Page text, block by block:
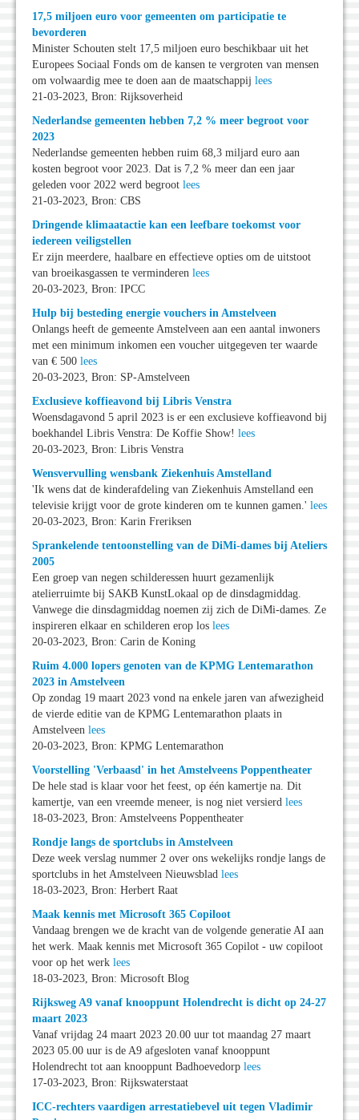
17,5 miljoen euro voor gemeenten om participatie te
bevorderen
Minister Schouten stelt 17,5 miljoen euro beschikbaar uit het
Europees Sociaal Fonds om de kansen te vergroten van mensen
om volwaardig mee te doen aan de maatschappij lees
21-03-2023, Bron: Rijksoverheid
Nederlandse gemeenten hebben 7,2 % meer begroot voor
2023
Nederlandse gemeenten hebben ruim 68,3 miljard euro aan
kosten begroot voor 2023. Dat is 7,2 % meer dan een jaar
geleden voor 2022 werd begroot lees
21-03-2023, Bron: CBS
Dringende klimaatactie kan een leefbare toekomst voor
iedereen veiligstellen
Er zijn meerdere, haalbare en effectieve opties om de uitstoot
van broeikasgassen te verminderen lees
20-03-2023, Bron: IPCC
Hulp bij besteding energie vouchers in Amstelveen
Onlangs heeft de gemeente Amstelveen aan een aantal inwoners
met een minimum inkomen een voucher uitgegeven ter waarde
van € 500 lees
20-03-2023, Bron: SP-Amstelveen
Exclusieve koffieavond bij Libris Venstra
Woensdagavond 5 april 2023 is er een exclusieve koffieavond bij
boekhandel Libris Venstra: De Koffie Show! lees
20-03-2023, Bron: Libris Venstra
Wensvervulling wensbank Ziekenhuis Amstelland
'Ik wens dat de kinderafdeling van Ziekenhuis Amstelland een
televisie krijgt voor de grote kinderen om te kunnen gamen.' lees
20-03-2023, Bron: Karin Freriksen
Sprankelende tentoonstelling van de DiMi-dames bij Ateliers
2005
Een groep van negen schilderessen huurt gezamenlijk
atelierruimte bij SAKB KunstLokaal op de dinsdagmiddag.
Vanwege die dinsdagmiddag noemen zij zich de DiMi-dames. Ze
inspireren elkaar en schilderen erop los lees
20-03-2023, Bron: Carin de Koning
Ruim 4.000 lopers genoten van de KPMG Lentemarathon
2023 in Amstelveen
Op zondag 19 maart 2023 vond na enkele jaren van afwezigheid
de vierde editie van de KPMG Lentemarathon plaats in
Amstelveen lees
20-03-2023, Bron: KPMG Lentemarathon
Voorstelling 'Verbaasd' in het Amstelveens Poppentheater
De hele stad is klaar voor het feest, op één kamertje na. Dit
kamertje, van een vreemde meneer, is nog niet versierd lees
18-03-2023, Bron: Amstelveens Poppentheater
Rondje langs de sportclubs in Amstelveen
Deze week verslag nummer 2 over ons wekelijks rondje langs de
sportclubs in het Amstelveen Nieuwsblad lees
18-03-2023, Bron: Herbert Raat
Maak kennis met Microsoft 365 Copiloot
Vandaag brengen we de kracht van de volgende generatie AI aan
het werk. Maak kennis met Microsoft 365 Copilot - uw copiloot
voor op het werk lees
18-03-2023, Bron: Microsoft Blog
Rijksweg A9 vanaf knooppunt Holendrecht is dicht op 24-27
maart 2023
Vanaf vrijdag 24 maart 2023 20.00 uur tot maandag 27 maart
2023 05.00 uur is de A9 afgesloten vanaf knooppunt
Holendrecht tot aan knooppunt Badhoevedorp lees
17-03-2023, Bron: Rijkswaterstaat
ICC-rechters vaardigen arrestatiebevel uit tegen Vladimir